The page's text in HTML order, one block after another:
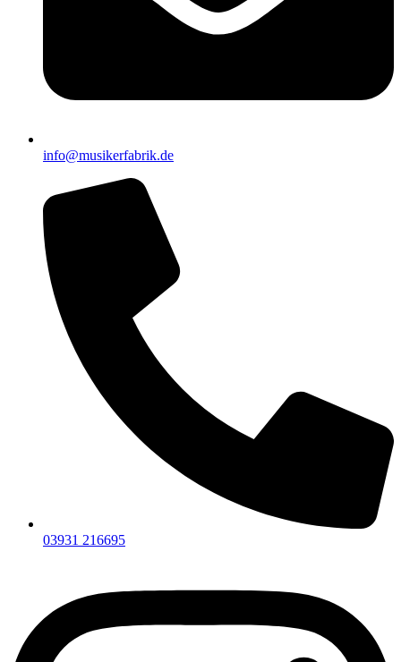
info@musikerfabrik.de
03931 216695